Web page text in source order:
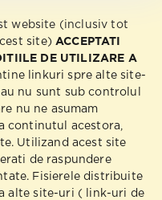
website (inclusiv tot
site) ACCEPTATI
DE UTILIZARE A
linkuri spre alte site-
nu sunt sub controlul
nu ne asumam
continutul acestora,
Utilizand acest site
de raspundere
Fisierele distribuite
alte site-uri ( link-uri de